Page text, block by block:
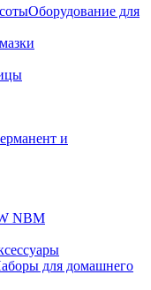
Оборудование для
и
NBM
для домашнего